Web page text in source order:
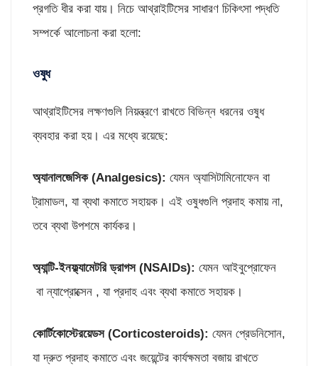
প্রগতি ধীর করা যায়। নিচে আথ্রাইটিসের সাধারণ চিকিৎসা পদ্ধতি
সম্পর্কে আলোচনা করা হলো:
ওষুধ
আথ্রাইটিসের লক্ষণগুলি নিয়ন্ত্রণে রাখতে বিভিন্ন ধরনের ওষুধ
ব্যবহার করা হয়। এর মধ্যে রয়েছে:
অ্যানালজেসিক (Analgesics): যেমন অ্যাসিটামিনোফেন বা
ট্রামাডল, যা ব্যথা কমাতে সহায়ক। এই ওষুধগুলি প্রদাহ কমায় না,
তবে ব্যথা উপশমে কার্যকর।
অ্যান্টি-ইনফ্ল্যামেটরি ড্রাগস (NSAIDs): যেমন আইবুপ্রোফেন
বা ন্যাপ্রোক্সেন , যা প্রদাহ এবং ব্যথা কমাতে সহায়ক।
কোর্টিকোস্টেরয়েডস (Corticosteroids): যেমন প্রেডনিসোন,
যা দ্রুত প্রদাহ কমাতে এবং জয়েন্টের কার্যক্ষমতা বজায় রাখতে